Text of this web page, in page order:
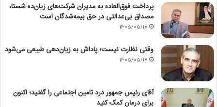
پرداخت فوق‌العاده به مدیران شرکت‌های زیان‌ده شستا،
مصداق بی‌عدالتی در حق بیمه‌شدگان است
1405/05/17
وقتی نظارت نیست؛ پاداش به زیان‌دهی طبیعی می‌شود
1405/05/17
آقای رئیس جمهور درد تامین اجتماعی را گفتید؛ اکنون
برای درمان کمک کنید